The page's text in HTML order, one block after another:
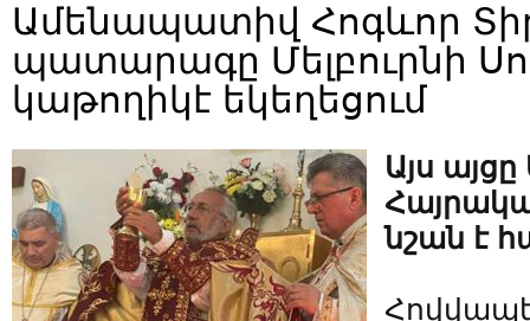
Ամենապատիվ Հոգևոր
պատարագը Մելբուրնի
կաթողիկէ եկեղեցում
Այս
նշան է